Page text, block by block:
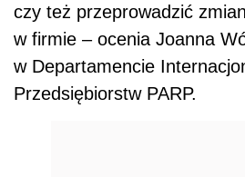
czy też przeprowadzić
w firmie – ocenia Joanna
w Departamencie
Przedsiębiorstw PARP.